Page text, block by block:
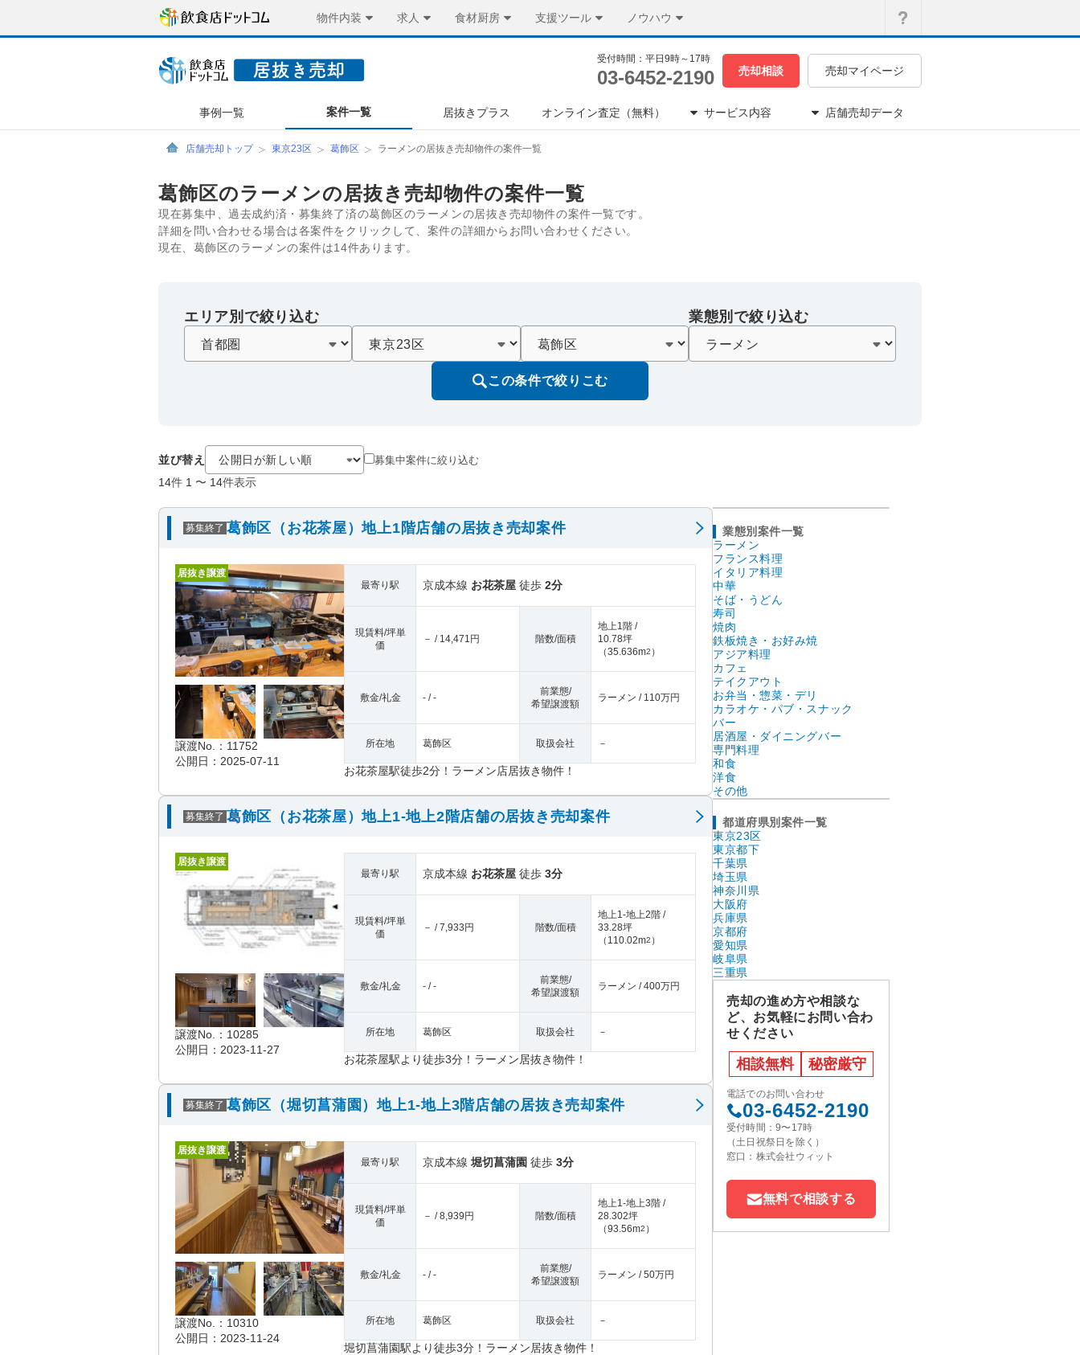
物件内装 求人 食材厨房 支援ツール ノウハウ
受付時間：平日9時～17時
03-6452-2190 売却相談 売却マイページ
事例一覧 案件一覧 居抜きプラス オンライン査定（無料） サービス内容 店舗売却データ
店舗売却トップ 東京23区 葛飾区 ラーメンの居抜き売却物件の案件一覧
葛飾区のラーメンの居抜き売却物件の案件一覧
現在募集中、過去成約済・募集終了済の葛飾区のラーメンの居抜き売却物件の案件一覧です。
詳細を問い合わせる場合は各案件をクリックして、案件の詳細からお問い合わせください。
現在、葛飾区のラーメンの案件は14件あります。
エリア別で絞り込む 業態別で絞り込む
この条件で絞りこむ
並び替え 募集中案件に絞り込む
14件 1 〜 14件表示
募集終了 葛飾区（お花茶屋）地上1階店舗の居抜き売却案件
居抜き譲渡
譲渡No.：11752
公開日：2025-07-11
最寄り駅 京成本線 お花茶屋 徒歩 2分
現賃料/坪単
価
－ / 14,471円 階数/面積
地上1階 /
10.78坪
（35.636m2 ）
敷金/礼金 - / -
前業態/
希望譲渡額
ラーメン / 110万円
所在地 葛飾区 取扱会社 －
お花茶屋駅徒歩2分！ラーメン店居抜き物件！
募集終了 葛飾区（お花茶屋）地上1-地上2階店舗の居抜き売却案件
居抜き譲渡
譲渡No.：10285
公開日：2023-11-27
最寄り駅 京成本線 お花茶屋 徒歩 3分
現賃料/坪単
価
－ / 7,933円 階数/面積
地上1-地上2階 /
33.28坪
（ 110.02m2 ）
敷金/礼金 - / -
前業態/
希望譲渡額
ラーメン / 400万円
所在地 葛飾区 取扱会社 －
お花茶屋駅より徒歩3分！ラーメン居抜き物件！
募集終了 葛飾区（堀切菖蒲園）地上1-地上3階店舗の居抜き売却案件
居抜き譲渡
譲渡No.：10310
公開日：2023-11-24
最寄り駅 京成本線 堀切菖蒲園 徒歩 3分
現賃料/坪単
価
－ / 8,939円 階数/面積
地上1-地上3階 /
28.302坪
（93.56m2 ）
敷金/礼金 - / -
前業態/
希望譲渡額
ラーメン / 50万円
所在地 葛飾区 取扱会社 －
堀切菖蒲園駅より徒歩3分！ラーメン居抜き物件！
業態別案件一覧
ラーメン
フランス料理
イタリア料理
中華
そば・うどん
寿司
焼肉
鉄板焼き・お好み焼
アジア料理
カフェ
テイクアウト
お弁当・惣菜・デリ
カラオケ・パブ・スナック
バー
居酒屋・ダイニングバー
専門料理
和食
洋食
その他
都道府県別案件一覧
東京23区
東京都下
千葉県
埼玉県
神奈川県
大阪府
兵庫県
京都府
愛知県
岐阜県
三重県
売却の進め方や相談な
ど、お気軽にお問い合わ
せください
相談無料 秘密厳守
電話でのお問い合わせ
03-6452-2190
受付時間：9〜17時
（土日祝祭日を除く）
窓口：株式会社ウィット
無料で相談する